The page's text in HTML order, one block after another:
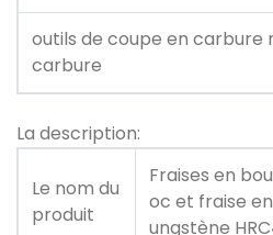
outils de coupe en carbure
carbure
La description:
Le nom du
produit
Fraises en
oc et fraise
ungstène